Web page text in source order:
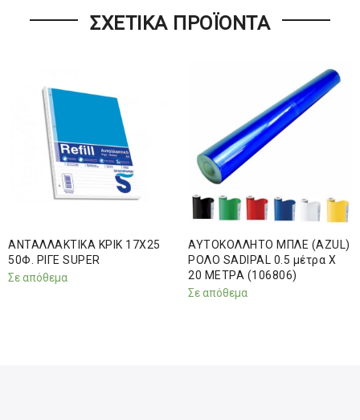
ΣΧΕΤΙΚΆ ΠΡΟΪΌΝΤΑ
ΑΝΤΑΛΛΑΚΤΙΚΑ ΚΡΙΚ 17Χ25
50Φ. ΡΙΓΕ SUPER
Σε απόθεμα
ΑΥΤΟΚΟΛΛΗΤΟ ΜΠΛΕ (AZUL)
ΡΟΛΟ SADIPAL 0.5 μέτρα Χ
20 ΜΕΤΡΑ (106806)
Σε απόθεμα